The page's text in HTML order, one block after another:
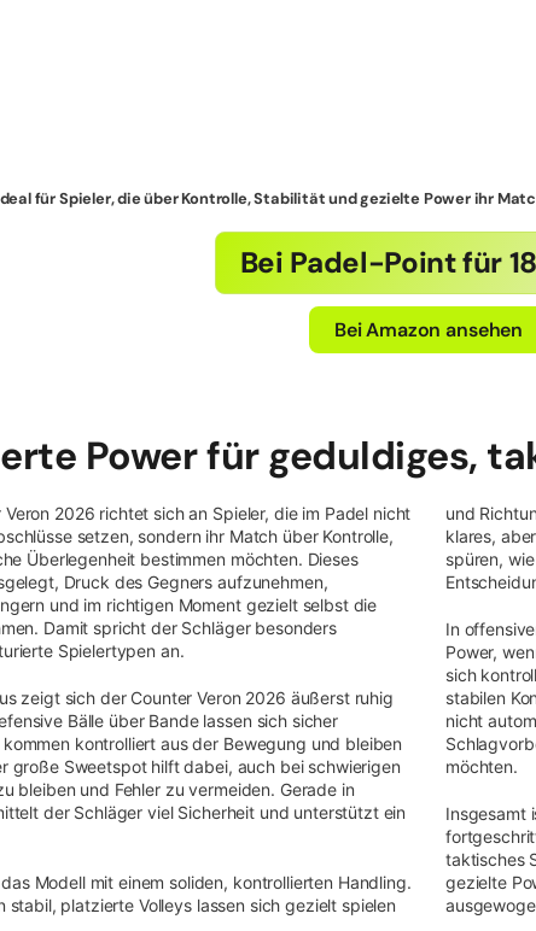
für Spieler, die über Kontrolle, Stabilität und gezielte Power ihr
Bei Padel-Point für
Bei Amazon ansehen
Power für geduldiges,
Veron 2026 richtet sich an Spieler, die im Padel nicht
setzen, sondern ihr Match über Kontrolle,
Überlegenheit bestimmen möchten. Dieses
Druck des Gegners aufzunehmen,
und im richtigen Moment gezielt selbst die
Damit spricht der Schläger besonders
Spielertypen an.
zeigt sich der Counter Veron 2026 äußerst ruhig
Bälle über Bande lassen sich sicher
kontrolliert aus der Bewegung und bleiben
große Sweetspot hilft dabei, auch bei schwierigen
bleiben und Fehler zu vermeiden. Gerade in
der Schläger viel Sicherheit und unterstützt ein
Modell mit einem soliden, kontrollierten Handling.
stabil, platzierte Volleys lassen sich gezielt spielen
und
klares,
spüren,
In
Power,
sich
stabilen
nicht
möchten.
Insgesamt
taktisches
gezielte